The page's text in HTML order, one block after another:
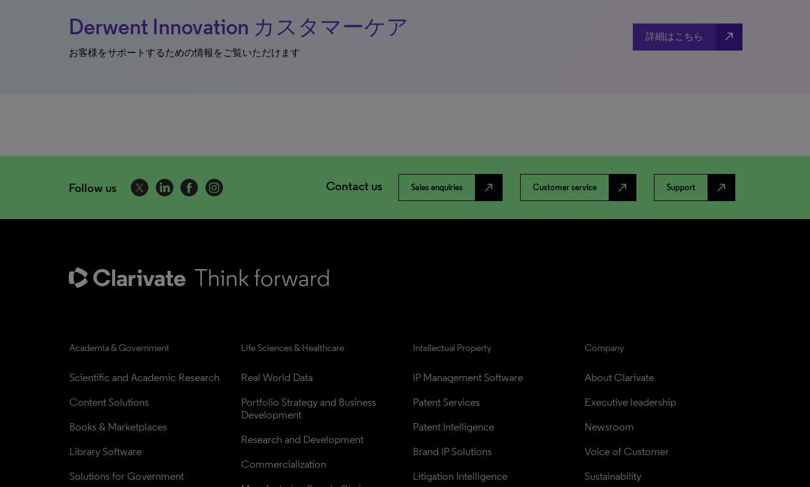
Derwent Innovation カスタマーケア
お客様をサポートするための情報をご覧いただけます
詳細はこちら north_east
Follow us Contact us Sales enquiries north_east Customer service north_east Support north_east
Academia & Government
Scientific and Academic Research
Content Solutions
Books & Marketplaces
Library Software
Solutions for Government
Life Sciences & Healthcare
Real World Data
Portfolio Strategy and Business
Development
Research and Development
Commercialization
Intellectual Property
IP Management Software
Patent Services
Patent Intelligence
Brand IP Solutions
Litigation Intelligence
Company
About Clarivate
Executive leadership
Newsroom
Voice of Customer
Sustainability